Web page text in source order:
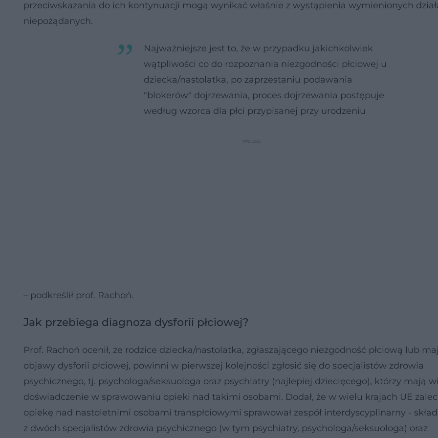
przeciwskazania do ich kontynuacji mogą wynikać właśnie z wystąpienia wymienionych
niepożądanych.
Najważniejsze jest to, że w przypadku jakichkolwiek
wątpliwości co do rozpoznania niezgodności płciowej u
dziecka/nastolatka, po zaprzestaniu podawania
"blokerów" dojrzewania, proces dojrzewania postępuje
według wzorca dla płci przypisanej przy urodzeniu
– podkreślił prof. Rachoń.
Jak przebiega diagnoza dysforii płciowej?
Prof. Rachoń ocenił, że rodzice dziecka/nastolatka, zgłaszającego niezgodność płciową lub
objawy dysforii płciowej, powinni w pierwszej kolejności zgłosić się do specjalistów zdrowia
psychicznego, tj. psychologa/seksuologa oraz psychiatry (najlepiej dziecięcego), którzy mają
doświadczenie w sprawowaniu opieki nad takimi osobami. Dodał, że w wielu krajach UE
opiekę nad nastoletnimi osobami transpłciowymi sprawował zespół interdyscyplinarny -
z dwóch specjalistów zdrowia psychicznego (w tym psychiatry, psychologa/seksuologa) oraz